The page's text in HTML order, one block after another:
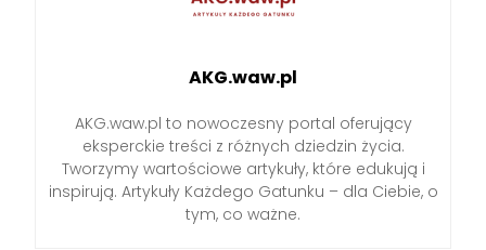
AKG.waw.pl
AKG.waw.pl to nowoczesny portal oferujący
eksperckie treści z różnych dziedzin życia.
Tworzymy wartościowe artykuły, które edukują i
inspirują. Artykuły Każdego Gatunku – dla Ciebie, o
tym, co ważne.